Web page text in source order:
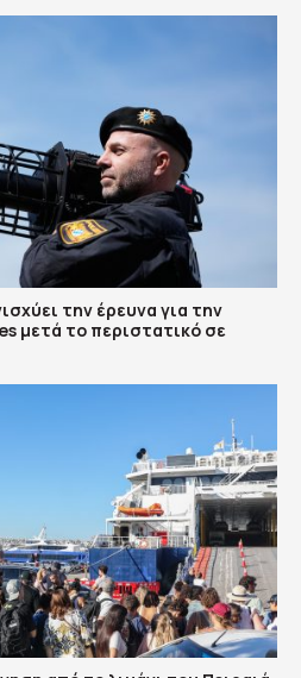
την έρευνα για την
μετά το περιστατικό σε